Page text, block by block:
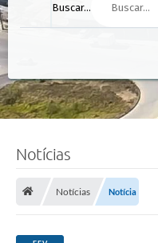
Buscar...
Notícias
Notícias Notícia